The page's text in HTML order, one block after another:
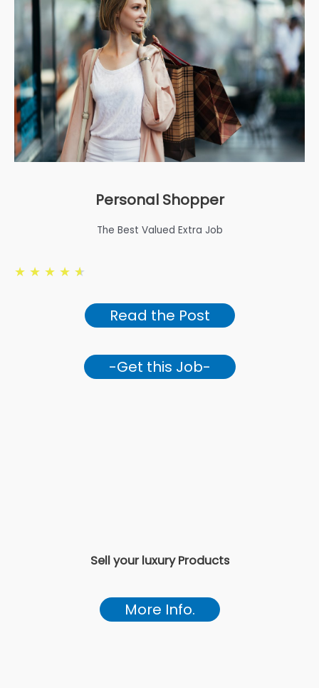
Personal Shopper
The Best Valued Extra Job
★ ★ ★ ★ ★
Read the Post
-Get this Job-
Sell your luxury Products
More Info.